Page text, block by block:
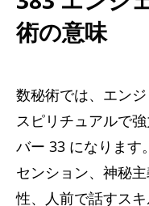
術の意味
数秘術では、エン
スピリチュアルで
バー 33 になります
センション、神秘
性、人前で話すス